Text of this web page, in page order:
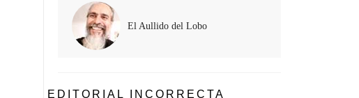
El Aullido del Lobo
EDITORIAL INCORRECTA